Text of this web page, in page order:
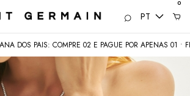
PT
0
DOS PAIS: COMPRE 02 E PAGUE POR APENAS 01 •